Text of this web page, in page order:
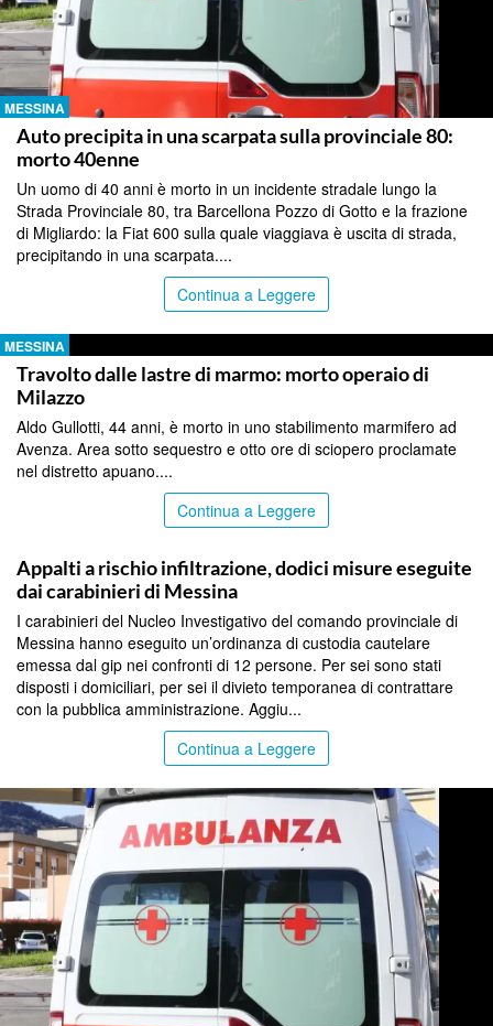
MESSINA
Auto precipita in una scarpata sulla provinciale 80:
morto 40enne
Un uomo di 40 anni è morto in un incidente stradale lungo la
Strada Provinciale 80, tra Barcellona Pozzo di Gotto e la frazione
di Migliardo: la Fiat 600 sulla quale viaggiava è uscita di strada,
precipitando in una scarpata....
Continua a Leggere
MESSINA
Travolto dalle lastre di marmo: morto operaio di
Milazzo
Aldo Gullotti, 44 anni, è morto in uno stabilimento marmifero ad
Avenza. Area sotto sequestro e otto ore di sciopero proclamate
nel distretto apuano....
Continua a Leggere
Appalti a rischio infiltrazione, dodici misure eseguite
dai carabinieri di Messina
I carabinieri del Nucleo Investigativo del comando provinciale di
Messina hanno eseguito un’ordinanza di custodia cautelare
emessa dal gip nei confronti di 12 persone. Per sei sono stati
disposti i domiciliari, per sei il divieto temporanea di contrattare
con la pubblica amministrazione. Aggiu...
Continua a Leggere